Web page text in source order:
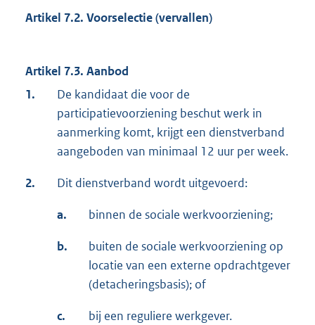
Artikel 7.2. Voorselectie (vervallen)
Artikel 7.3. Aanbod
1.
De kandidaat die voor de
participatievoorziening beschut werk in
aanmerking komt, krijgt een dienstverband
aangeboden van minimaal 12 uur per week.
2. Dit dienstverband wordt uitgevoerd:
a. binnen de sociale werkvoorziening;
b.
buiten de sociale werkvoorziening op
locatie van een externe opdrachtgever
(detacheringsbasis); of
c. bij een reguliere werkgever.